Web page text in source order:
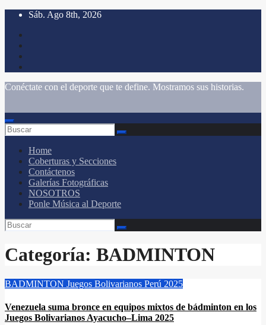
Saltar
contenido
Sáb. Ago 8th, 2026
Conéctate con el deporte que te define. Mostramos sus historias.
Home
Coberturas y Secciones
Contáctenos
Galerías Fotográficas
NOSOTROS
Ponle Música al Deporte
Categoría: BADMINTON
BADMINTON Juegos Bolivarianos Perú 2025
Venezuela suma bronce en equipos mixtos de bádminton en los
Juegos Bolivarianos Ayacucho–Lima 2025